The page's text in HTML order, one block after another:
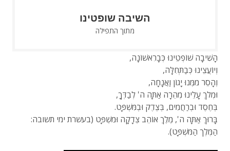
השיבה שופטינו
מתוך התפילה
הָשִׁיבָה שׁוֹפְטֵינוּ כְּבָרִאשׁוֹנָה,
וְיוֹעֲצֵינוּ כְּבַתְּחִלָּה,
וְהָסֵר מִמֶּנוּ יָגוֹן וַאֲנָחָה,
וּמְלֹךְ עָלֵינוּ מְהֵרָה אַתָּה ה' לְבַדְּךָ,
בְּחֶסֶד וּבְרַחֲמִים, בְּצֶדֶק וּבְמִּשְׁפָּט.
בָּרוּךְ אַתָּה ה', מֶלֶךְ אוֹהֵב צְדָקָה וּמִשְׁפָּט (בעשרת ימי תשובה:
הַמֶּלֶך הַמִּשְׁפָּט).